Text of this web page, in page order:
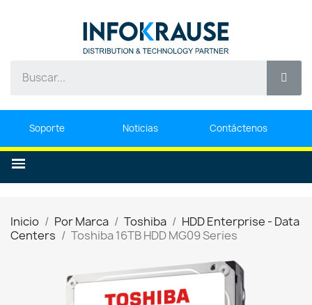
Soporte Noticias Contáctenos
Inicio Por Marca Toshiba
HDD Enterprise - Data
Centers
Toshiba 16TB HDD MG09 Series